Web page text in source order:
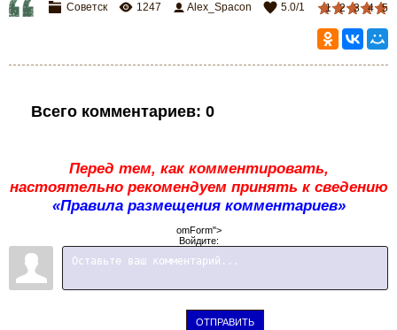
1 2 3 4 5
Советск 1247 Alex_Spacon 5.0/1
Всего комментариев: 0
Перед тем, как комментировать,
настоятельно рекомендуем принять к сведению
«Правила размещения комментариев»
omForm">
Войдите:
ОТПРАВИТЬ